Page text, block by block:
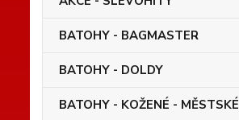
BATOHY - BAGMASTER
BATOHY - DOLDY
BATOHY - KOŽENÉ - MĚSTSKÉ